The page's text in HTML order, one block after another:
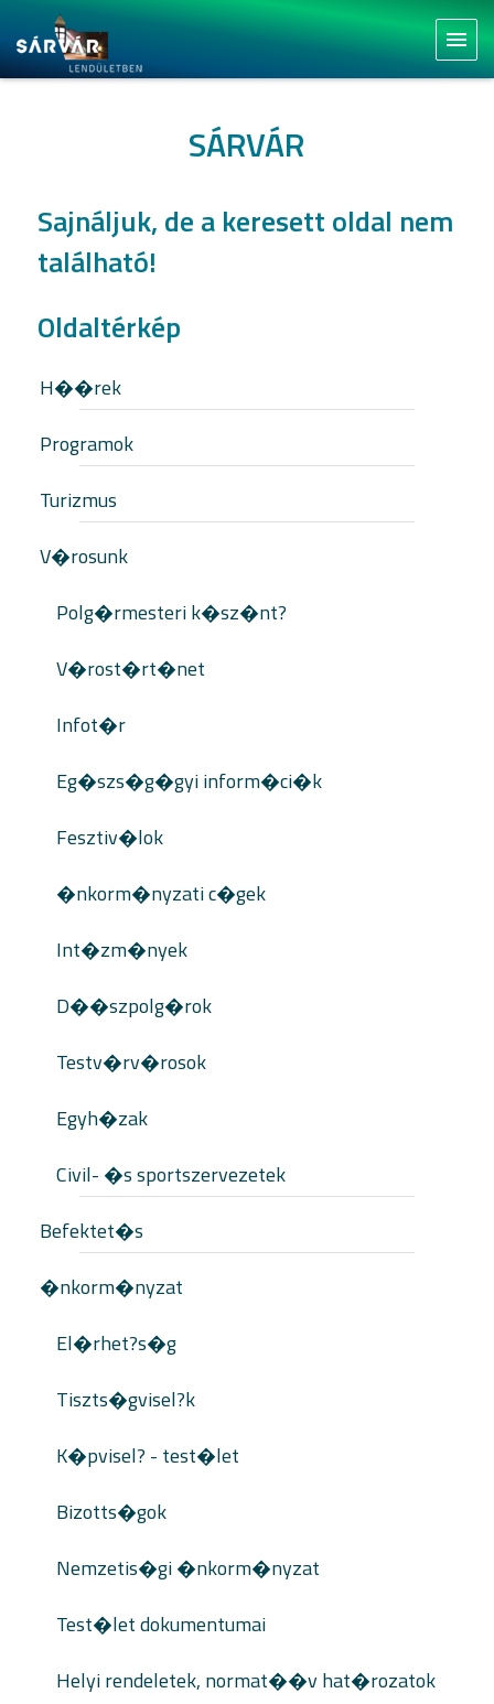
menu
SÁRVÁR
Sajnáljuk, de a keresett oldal nem
található!
Oldaltérkép
H��rek
Programok
Turizmus
V�rosunk
Polg�rmesteri k�sz�nt?
V�rost�rt�net
Infot�r
Eg�szs�g�gyi inform�ci�k
Fesztiv�lok
�nkorm�nyzati c�gek
Int�zm�nyek
D��szpolg�rok
Testv�rv�rosok
Egyh�zak
Civil- �s sportszervezetek
Befektet�s
�nkorm�nyzat
El�rhet?s�g
Tiszts�gvisel?k
K�pvisel? - test�let
Bizotts�gok
Nemzetis�gi �nkorm�nyzat
Test�let dokumentumai
Helyi rendeletek, normat��v hat�rozatok